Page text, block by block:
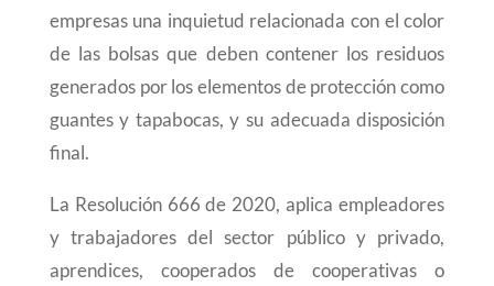
empresas una inquietud relacionada con el color
de las bolsas que deben contener los residuos
generados por los elementos de protección como
guantes y tapabocas, y su adecuada disposición
final.
La Resolución 666 de 2020, aplicaempleadores
y trabajadores del sector público y privado,
aprendices, cooperados de cooperativas o